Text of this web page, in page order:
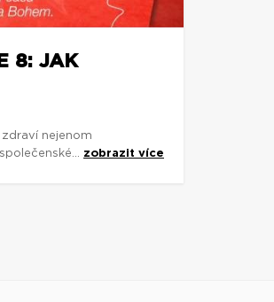
8: JAK
nejenom
zobrazit více